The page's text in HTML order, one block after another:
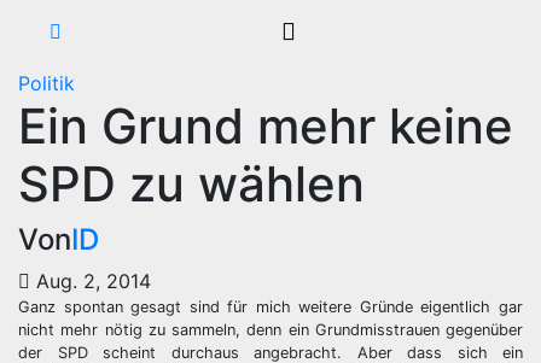
Politik
Ein Grund mehr keine
SPD zu wählen
VonID
Aug. 2, 2014
Ganz spontan gesagt sind für mich weitere Gründe eigentlich gar
nicht mehr nötig zu sammeln, denn ein Grundmisstrauen gegenüber
der SPD scheint durchaus angebracht. Aber dass sich ein